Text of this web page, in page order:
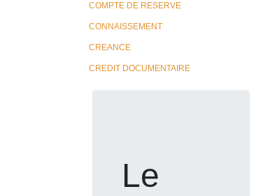
COMPTE DE RESERVE
CONNAISSEMENT
CREANCE
CREDIT DOCUMENTAIRE
Le